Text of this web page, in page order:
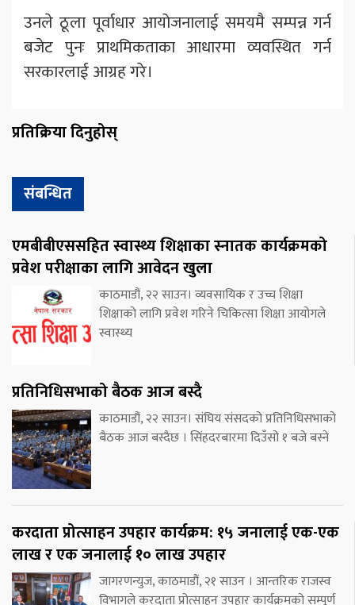
उनले ठूला पूर्वाधार आयोजनालाई समयमै सम्पन्न गर्न
बजेट पुनः प्राथमिकताका आधारमा व्यवस्थित गर्न
सरकारलाई आग्रह गरे।
प्रतिक्रिया दिनुहोस्
संबन्धित
एमबीबीएससहित स्वास्थ्य शिक्षाका स्नातक कार्यक्रमको
प्रवेश परीक्षाका लागि आवेदन खुला
काठमाडौं, २२ साउन। व्यवसायिक र उच्च शिक्षा
शिक्षाको लागि प्रवेश गरिने चिकित्सा शिक्षा आयोगले
स्वास्थ्य
प्रतिनिधिसभाको बैठक आज बस्दै
काठमाडौं, २२ साउन। संघिय संसदको प्रतिनिधिसभाको
बैठक आज बस्दैछ । सिंहदरबारमा दिउँसो १ बजे बस्ने
करदाता प्रोत्साहन उपहार कार्यक्रम: १५ जनालाई एक-एक
लाख र एक जनालाई १० लाख उपहार
जागरणन्युज, काठमाडौं, २१ साउन । आन्तरिक राजस्व
विभागले करदाता प्रोत्साहन उपहार कार्यक्रमको सम्पूर्ण